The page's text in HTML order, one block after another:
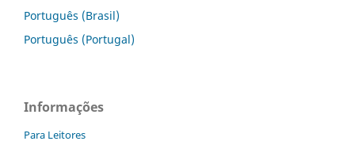
Português (Brasil)
Português (Portugal)
Informações
Para Leitores